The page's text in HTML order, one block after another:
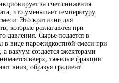
за счет снижения
что уменьшает температуру
Это критично для
которые разлагаются при
давления. Сырье подается в
в виде парожидкостной смеси при
а вакуум создается эжекторами
вверх, тяжелые фракции
вниз, образуя градиент